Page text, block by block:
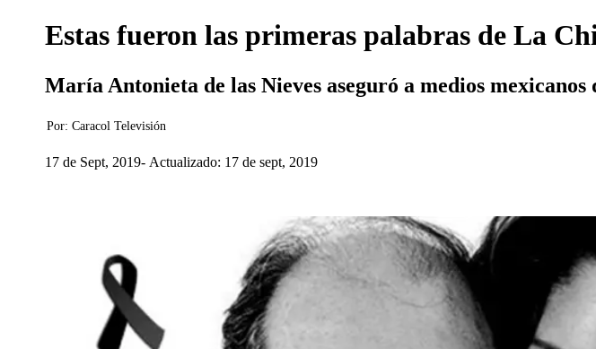
Estas fueron las primeras palabras de La
María Antonieta de las Nieves aseguró a medios
Por: Caracol Televisión
17 de Sept, 2019 Actualizado: 17 de sept, 2019